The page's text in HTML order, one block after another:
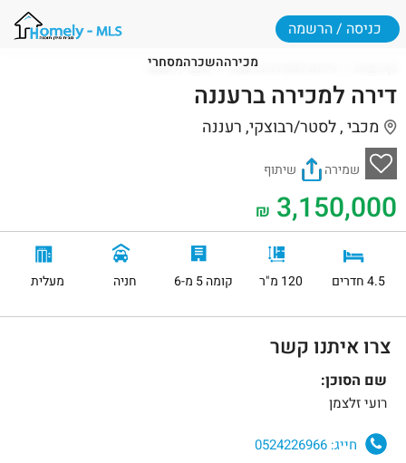
מכירההשכרהמסחרי
כניסה / הרשמה
דירות למכירה ברעננה מכבי , רעננה
דירה למכירה ברעננה
מכבי , לסטר/רבוצקי, רעננה
שמירה שיתוף
3,150,000
₪
4.5 חדרים 120 מ"ר קומה 5 מ-6 חניה מעלית
צרו איתנו קשר
שם הסוכן:
רועי זלצמן
חייג: